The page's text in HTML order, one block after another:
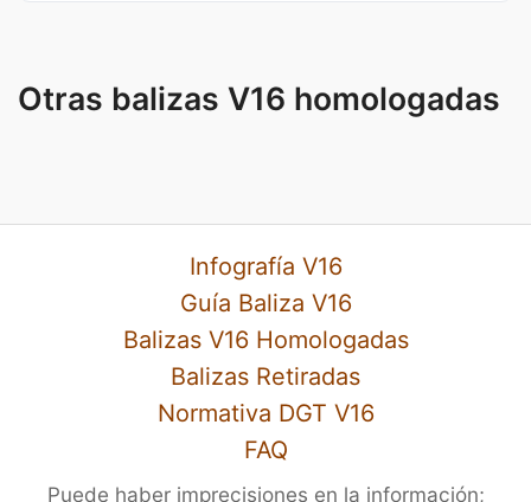
Otras balizas V16 homologadas
Infografía V16
Guía Baliza V16
Balizas V16 Homologadas
Balizas Retiradas
Normativa DGT V16
FAQ
Puede haber imprecisiones en la información;